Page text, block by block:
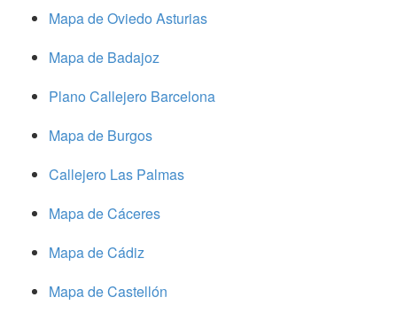
Mapa de Oviedo Asturias
Mapa de Badajoz
Plano Callejero Barcelona
Mapa de Burgos
Callejero Las Palmas
Mapa de Cáceres
Mapa de Cádiz
Mapa de Castellón